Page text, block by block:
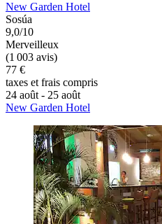
New Garden Hotel
Sosúa
9,0/10
Merveilleux
(1 003 avis)
77 €
taxes et frais compris
24 août - 25 août
New Garden Hotel